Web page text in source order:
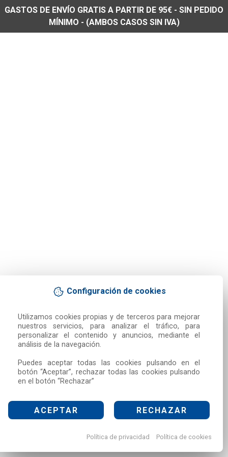
Configuración de cookies
Utilizamos cookies propias y de terceros para mejorar
nuestros servicios, para analizar el tráfico, para
personalizar el contenido y anuncios, mediante el
análisis de la navegación.
Puedes aceptar todas las cookies pulsando en el
botón “Aceptar”, rechazar todas las cookies pulsando
en el botón “Rechazar”
ACEPTAR RECHAZAR
Política de privacidad Política de cookies
GASTOS DE ENVÍO GRATIS A PARTIR DE 95€ - SIN PEDIDO
MÍNIMO - (AMBOS CASOS SIN IVA)